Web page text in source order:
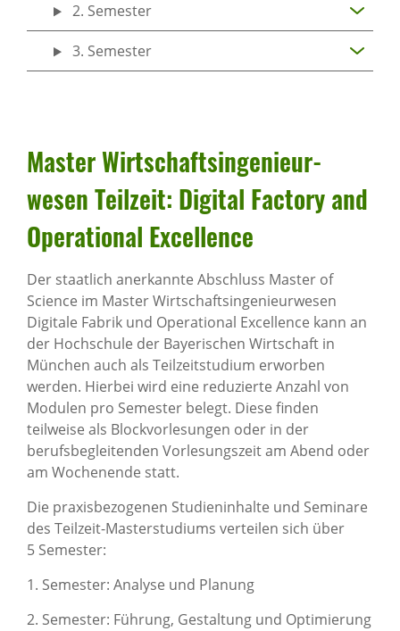
2. Semester
3. Semester
Master Wirt­schafts­in­ge­nieur­
wesen Teil­zeit: Digital Factory and
Opera­ti­onal Excel­lence
Der staatlich anerkannte Abschluss Master of
Science im Master Wirtschaftsingenieurwesen
Digitale Fabrik und Operational Excellence kann an
der Hochschule der Bayerischen Wirtschaft in
München auch als Teilzeitstudium erworben
werden. Hierbei wird eine reduzierte Anzahl von
Modulen pro Semester belegt. Diese finden
teilweise als Blockvorlesungen oder in der
berufsbegleitenden Vorlesungszeit am Abend oder
am Wochenende statt.
Die praxisbezogenen Studieninhalte und Seminare
des Teilzeit-Masterstudiums verteilen sich über
5 Semester:
1. Semester: Analyse und Planung
2. Semester: Führung, Gestaltung und Optimierung